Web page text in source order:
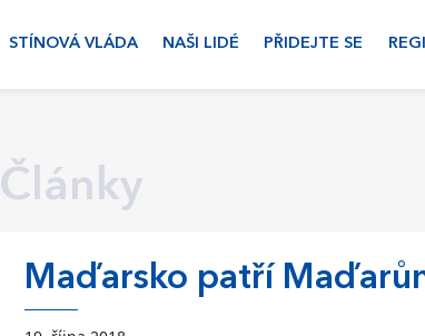
STÍNOVÁ VLÁDA NAŠI LIDÉ PŘIDEJTE SE
Články
Maďarsko patří